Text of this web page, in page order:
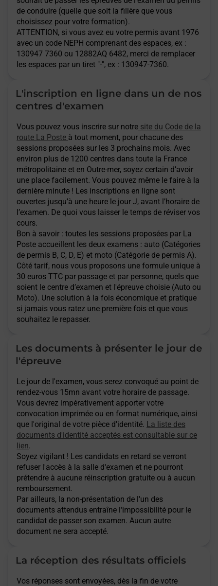
de conduire (quelle que soit la filière que vous
choisissez pour votre formation).
ATTENTION, si vous avez eu votre permis avant 1976
avec un code NEPH comprenant des espaces, ex :
130947 7360 ou 12882AQ 6482, merci de remplacer
les espaces par un tiret "-", ex : 130947-7360.
L'inscription en ligne dans un de nos
centres d'examen
Vous pouvez vous inscrire sur notre site du Code de la
route La Poste à tout moment, pour chacune des
sessions proposées sur les 3 prochains mois. Avec
environ plus de 1200 centres dans toute la France
métropolitaine et en Outre-mer, soyez certain d’avoir
une place facilement. Vous pouvez même le faire à la
dernière minute ! Les inscriptions en ligne sont
ouvertes jusqu’à une heure le jour J, avant l’horaire de
l’examen. De quoi vous laisser le temps de réviser vos
cours.
Bon à savoir : toutes les sessions proposées par La
Poste accueillent les deux examens : auto (Catégories
de permis B, C, D, E) et moto (Catégorie de permis A).
Côté tarif, nous vous proposons une formule unique à
30 euros TTC par passage et par personne, quels que
soient le centre d’examen et l'épreuve choisie (Auto ou
Moto). Une solution à la fois économique et pratique
si jamais vous ratez une première fois et que vous
souhaitez le repasser.
Les documents à présenter le jour de
l'épreuve
Le jour de l'examen, vous serez convoqué au point de
rendez-vous 15mn avant votre horaire de passage.
Vous devrez impérativement apporter votre
convocation imprimée ou en format numérique, ainsi
que l'original de votre pièce d'identité. La liste des
documents d'identité acceptés est consultable sur ce
lien.
Soyez vigilant ! Les candidats en retard se verront
refuser l'accès à la salle d'examen et ne pourront
prétendre à aucune réinscription gratuite ou à aucun
remboursement.
Par ailleurs, la non-présentation de l'un des
documents attendus entraîne l'impossibilité pour le
candidat de passer son examen. Aucun autre
document ne sera accepté.
La réception des résultats officiels
Vos réponses sont envoyées, dès la fin de votre